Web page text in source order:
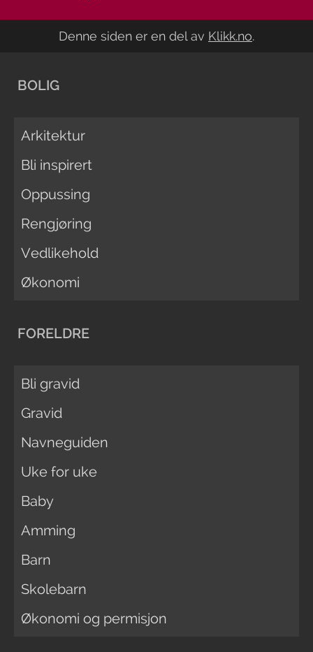
Denne siden er en del av Klikk.no.
BOLIG
Arkitektur
Bli inspirert
Oppussing
Rengjøring
Vedlikehold
Økonomi
FORELDRE
Bli gravid
Gravid
Navneguiden
Uke for uke
Baby
Amming
Barn
Skolebarn
Økonomi og permisjon